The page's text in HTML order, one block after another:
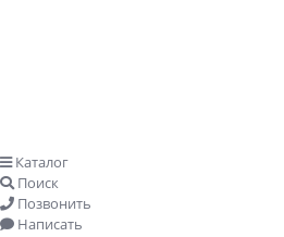
Каталог
Поиск
Позвонить
Написать